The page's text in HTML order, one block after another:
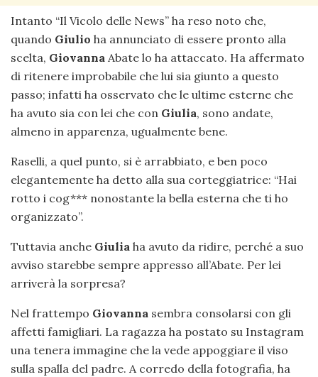
Intanto “Il Vicolo delle News” ha reso noto che,
quando Giulio ha annunciato di essere pronto alla
scelta, Giovanna Abate lo ha attaccato. Ha affermato
di ritenere improbabile che lui sia giunto a questo
passo; infatti ha osservato che le ultime esterne che
ha avuto sia con lei che con Giulia, sono andate,
almeno in apparenza, ugualmente bene.
Raselli, a quel punto, si è arrabbiato, e ben poco
elegantemente ha detto alla sua corteggiatrice: “Hai
rotto i cog*** nonostante la bella esterna che ti ho
organizzato”.
Tuttavia anche Giulia ha avuto da ridire, perché a suo
avviso starebbe sempre appresso all’Abate. Per lei
arriverà la sorpresa?
Nel frattempo Giovanna sembra consolarsi con gli
affetti famigliari. La ragazza ha postato su Instagram
una tenera immagine che la vede appoggiare il viso
sulla spalla del padre. A corredo della fotografia, ha